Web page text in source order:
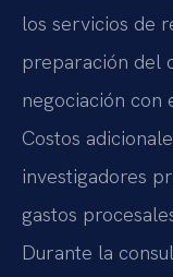
los servicios de
preparación del
negociación con
Costos
investigadores
gastos
Durante la